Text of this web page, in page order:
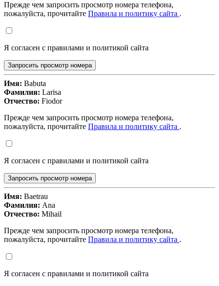
Прежде чем запросить просмотр номера телефона,
пожалуйста, прочитайте Правила и политику сайта .
Я согласен с правилами и политикой сайта
Запросить просмотр номера
Имя: Babuta
Фамилия: Larisa
Отчество: Fiodor
Прежде чем запросить просмотр номера телефона,
пожалуйста, прочитайте Правила и политику сайта .
Я согласен с правилами и политикой сайта
Запросить просмотр номера
Имя: Baetrau
Фамилия: Ana
Отчество: Mihail
Прежде чем запросить просмотр номера телефона,
пожалуйста, прочитайте Правила и политику сайта .
Я согласен с правилами и политикой сайта